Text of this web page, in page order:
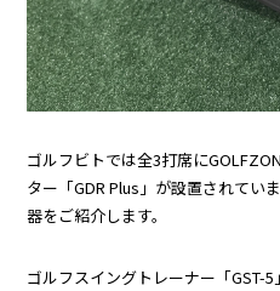
ゴルフビトでは全3打席に
ター「GDR Plus」が設置されてい
器をご紹介します。
ゴルフスイングトレーナー「GST-